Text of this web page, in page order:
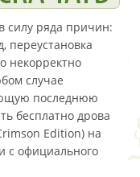
силу ряда причин:
переустановка
некорректно
случае
последнюю
бесплатно дрова
Edition) на
с официального